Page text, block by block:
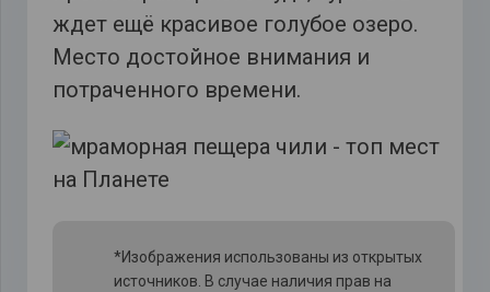
ждет ещё красивое голубое озеро.
Место достойное внимания и
потраченного времени.
*Изображения использованы из открытых
источников. В случае наличия прав на